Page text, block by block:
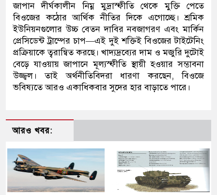
জাপান দীর্ঘকালীন নিম্ন মুদ্রাস্ফীতি থেকে মুক্তি পেতে
বিওজের কঠোর আর্থিক নীতির দিকে এগোচ্ছে। শ্রমিক
ইউনিয়নগুলোর উচ্চ বেতন দাবির নবজাগরণ এবং মার্কিন
প্রেসিডেন্ট ট্রাম্পের চাপ—এই দুই শক্তিই বিওজের টাইটেনিং
প্রক্রিয়াকে ত্বরান্বিত করছে। খাদ্যদ্রব্যের দাম ও মজুরি দুটোই
বেড়ে যাওয়ায় জাপানে মূল্যস্ফীতি স্থায়ী হওয়ার সম্ভাবনা
উজ্জ্বল। তাই অর্থনীতিবিদরা ধারণা করছেন, বিওজে
ভবিষ্যতে আরও একাধিকবার সুদের হার বাড়াতে পারে।
আরও খবর: